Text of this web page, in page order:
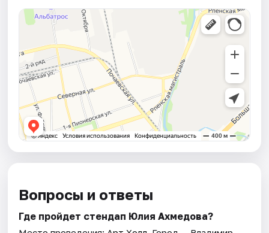
Вопросы и ответы
Где пройдет стендап Юлия Ахмедова?